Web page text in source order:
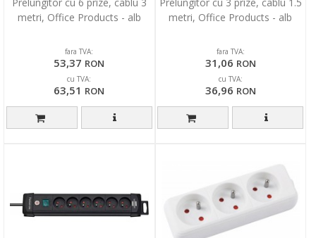
metri, Office Products - alb
fara TVA:
53,37 RON
cu TVA:
63,51 RON
metri, Office Products - alb
fara TVA:
31,06 RON
cu TVA:
36,96 RON